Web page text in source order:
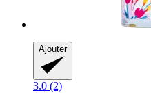
Ajouter
3.0 (2)